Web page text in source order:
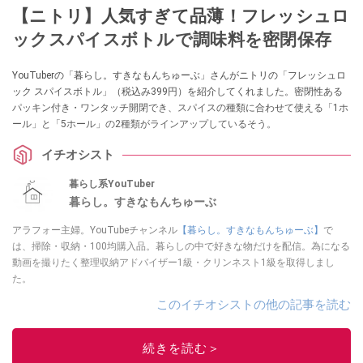
【ニトリ】人気すぎて品薄！フレッシュロ
ックスパイスボトルで調味料を密閉保存
YouTuberの「暮らし。すきなもんちゅーぶ」さんがニトリの「フレッシュロ
ック スパイスボトル」（税込み399円）を紹介してくれました。密閉性ある
パッキン付き・ワンタッチ開閉でき、スパイスの種類に合わせて使える「1ホ
ール」と「5ホール」の2種類がラインアップしているそう。
イチオシスト
暮らし系YouTuber
暮らし。すきなもんちゅーぶ
アラフォー主婦。YouTubeチャンネル 【暮らし。すきなもんちゅーぶ】 で
は、掃除・収納・100均購入品。暮らしの中で好きな物だけを配信。為になる
動画を撮りたく整理収納アドバイザー1級・クリンネスト1級を取得しまし
た。
このイチオシストの他の記事を読む
続きを読む＞